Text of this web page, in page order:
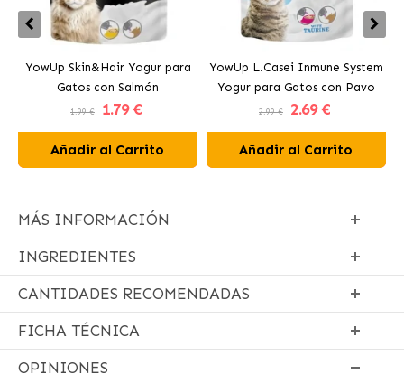
YowUp Skin&Hair Yogur para
Gatos con Salmón
1.99 € 1.79 €
Añadir al Carrito
YowUp L.Casei Inmune System
Yogur para Gatos con Pavo
2.99 € 2.69 €
Añadir al Carrito
MÁS INFORMACIÓN
INGREDIENTES
CANTIDADES RECOMENDADAS
FICHA TÉCNICA
OPINIONES